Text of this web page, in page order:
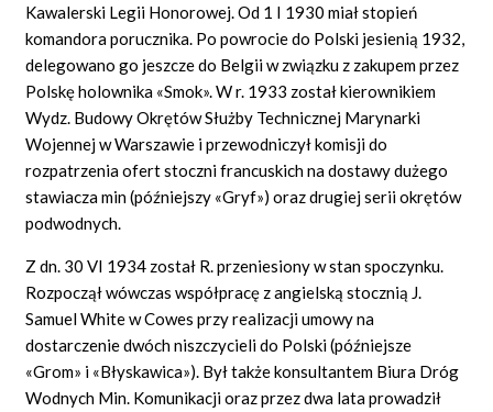
Kawalerski Legii Honorowej. Od 1 I 1930 miał stopień
komandora porucznika. Po powrocie do Polski jesienią 1932,
delegowano go jeszcze do Belgii w związku z zakupem przez
Polskę holownika «Smok». W r. 1933 został kierownikiem
Wydz. Budowy Okrętów Służby Technicznej Marynarki
Wojennej w Warszawie i przewodniczył komisji do
rozpatrzenia ofert stoczni francuskich na dostawy dużego
stawiacza min (późniejszy «Gryf») oraz drugiej serii okrętów
podwodnych.
Z dn. 30 VI 1934 został R. przeniesiony w stan spoczynku.
Rozpoczął wówczas współpracę z angielską stocznią J.
Samuel White w Cowes przy realizacji umowy na
dostarczenie dwóch niszczycieli do Polski (późniejsze
«Grom» i «Błyskawica»). Był także konsultantem Biura Dróg
Wodnych Min. Komunikacji oraz przez dwa lata prowadził